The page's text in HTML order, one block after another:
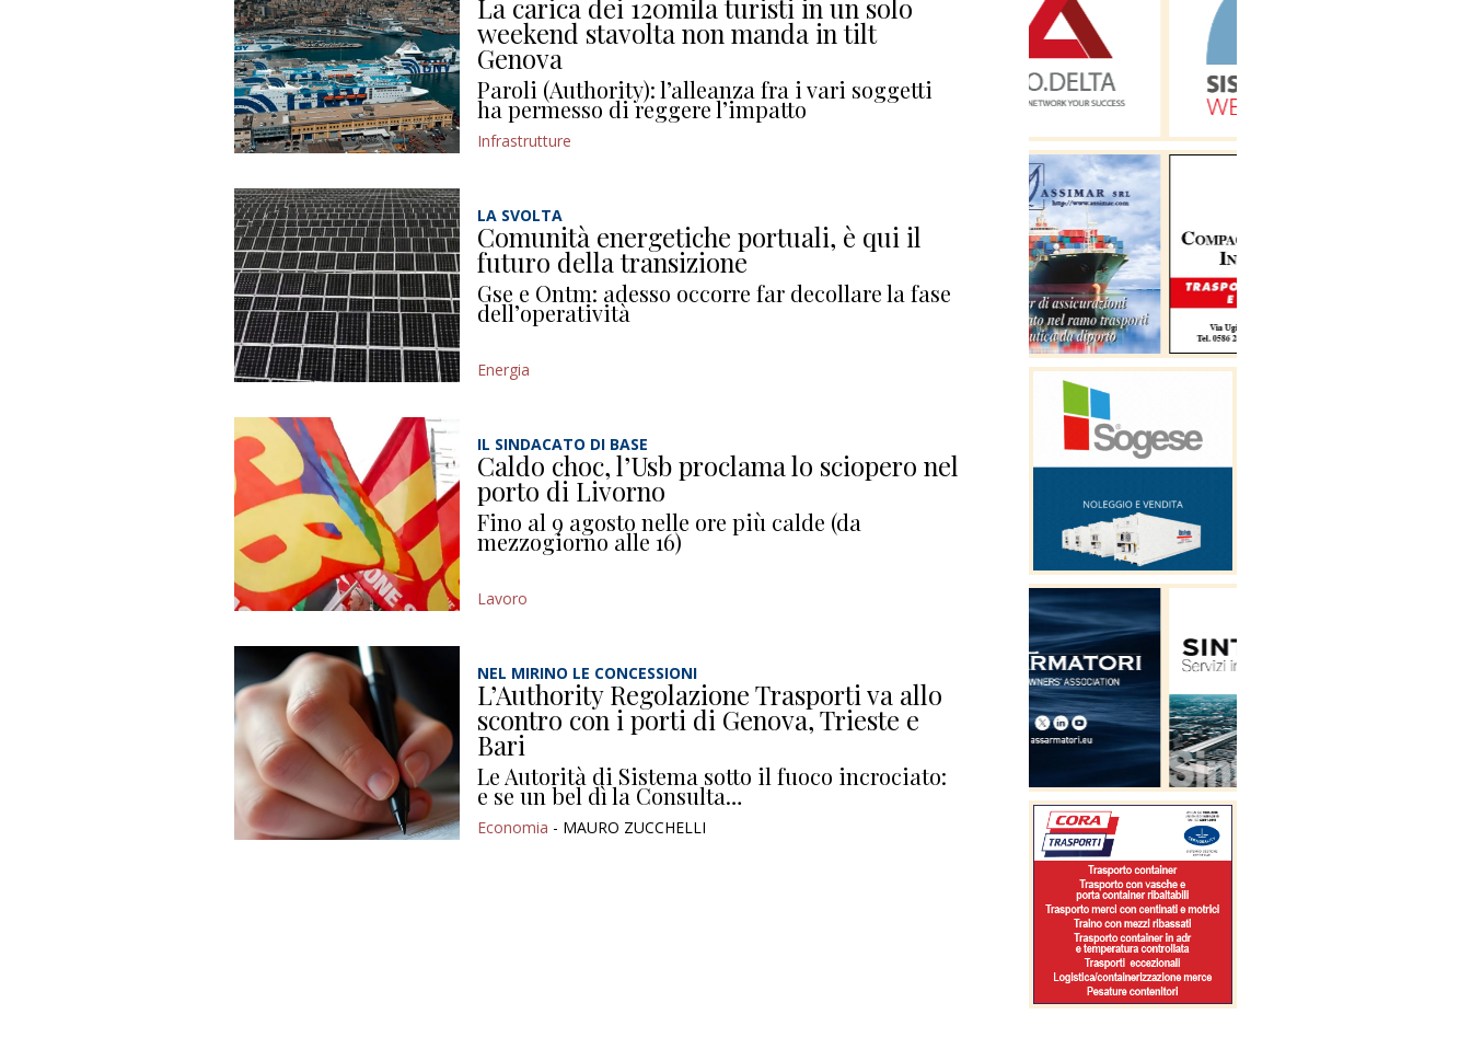
La carica dei 120mila turisti in un solo
weekend stavolta non manda in tilt
Genova
Paroli (Authority): l’alleanza fra i vari soggetti
ha permesso di reggere l’impatto
Infrastrutture
LA SVOLTA
Comunità energetiche portuali, è qui il
futuro della transizione
Gse e Ontm: adesso occorre far decollare la fase
dell’operatività
Energia
IL SINDACATO DI BASE
Caldo choc, l’Usb proclama lo sciopero nel
porto di Livorno
Fino al 9 agosto nelle ore più calde (da
mezzogiorno alle 16)
Lavoro
NEL MIRINO LE CONCESSIONI
L’Authority Regolazione Trasporti va allo
scontro con i porti di Genova, Trieste e
Bari
Le Autorità di Sistema sotto il fuoco incrociato:
e se un bel dì la Consulta…
Economia - MAURO ZUCCHELLI